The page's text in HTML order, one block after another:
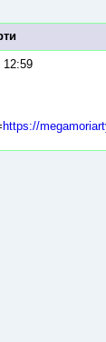
12:59
https://